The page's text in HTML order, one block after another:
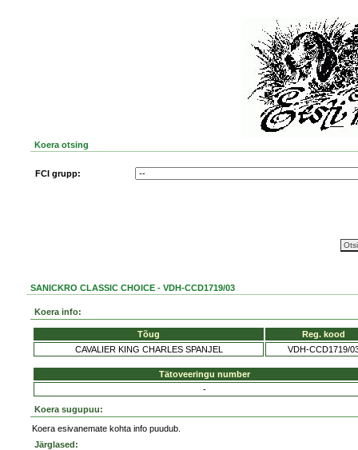
Koera otsing
FCI grupp:
SANICKRO CLASSIC CHOICE - VDH-CCD1719/03
Koera info:
Tõug
Reg. kood
CAVALIER KING CHARLES SPANJEL
VDH-CCD1719/
Tätoveeringu number
-
Koera sugupuu:
Koera esivanemate kohta info puudub.
Järglased: